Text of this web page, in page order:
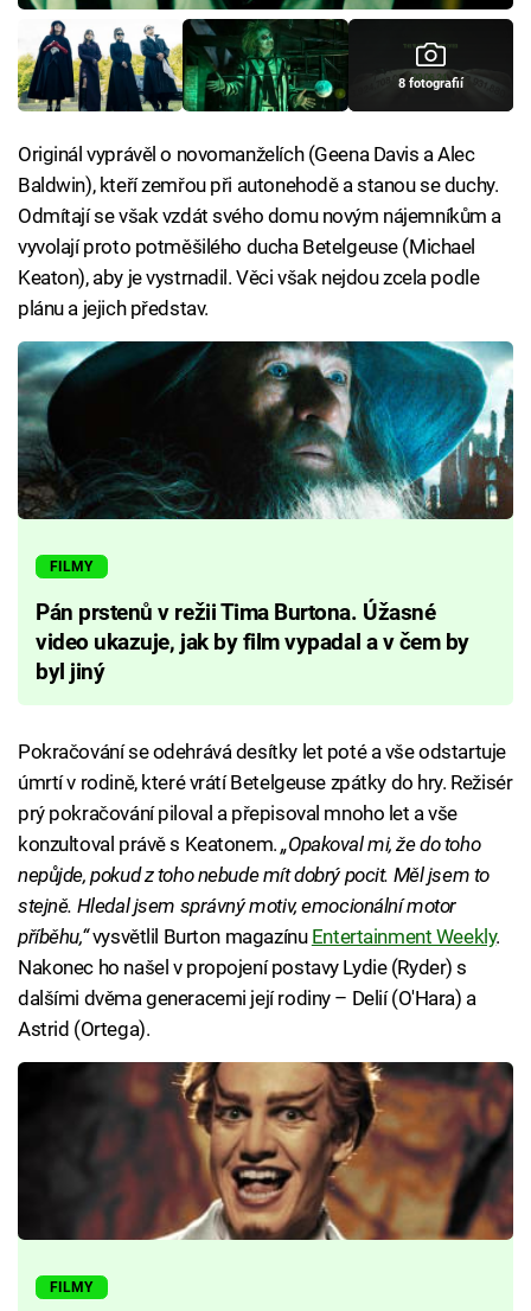
8 fotografií
Originál vyprávěl o novomanželích (Geena Davis a Alec
Baldwin), kteří zemřou při autonehodě a stanou se duchy.
Odmítají se však vzdát svého domu novým nájemníkům a
vyvolají proto potměšilého ducha Betelgeuse (Michael
Keaton), aby je vystrnadil. Věci však nejdou zcela podle
plánu a jejich představ.
FILMY
Pán prstenů v režii Tima Burtona. Úžasné
video ukazuje, jak by film vypadal a v čem by
byl jiný
Pokračování se odehrává desítky let poté a vše odstartuje
úmrtí v rodině, které vrátí Betelgeuse zpátky do hry. Režisér
prý pokračování piloval a přepisoval mnoho let a vše
konzultoval právě s Keatonem.„Opakoval mi, že do toho
nepůjde, pokud z toho nebude mít dobrý pocit. Měl jsem to
stejně. Hledal jsem správný motiv, emocionální motor
příběhu,“vysvětlil Burton magazínu Entertainment Weekly.
Nakonec ho našel v propojení postavy Lydie (Ryder) s
dalšími dvěma generacemi její rodiny – Delií (O'Hara) a
Astrid (Ortega).
FILMY